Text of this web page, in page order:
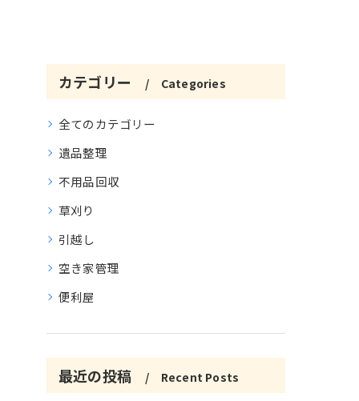
カテゴリー Categories
全てのカテゴリー
遺品整理
不用品回収
草刈り
引越し
空き家管理
便利屋
最近の投稿 Recent Posts